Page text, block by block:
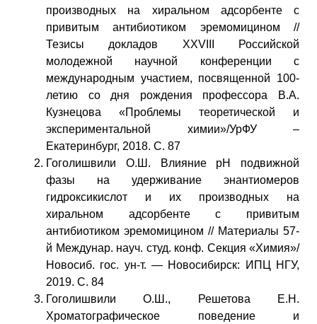
производных на хиральном адсорбенте с
привитым антибиотиком эремомицином //
Тезисы докладов XXVIII Российской
молодежной научной конференции с
международным участием, посвященной 100-
летию со дня рождения профессора В.А.
Кузнецова «Проблемы теоретической и
экспериментальной химии»/УрФУ –
Екатеринбург, 2018. С. 87
Гоголишвили О.Ш. Влияние рН подвижной
фазы на удерживание энантиомеров
гидроксикислот и их производных на
хиральном адсорбенте с привитым
антибиотиком эремомицином // Материалы 57-
й Междунар. науч. студ. конф. Секция «Химия»/
Новосиб. гос. ун-т. — Новосибирск: ИПЦ НГУ,
2019. С. 84
Гоголишвили О.Ш., Решетова Е.Н.
Хроматографическое поведение и